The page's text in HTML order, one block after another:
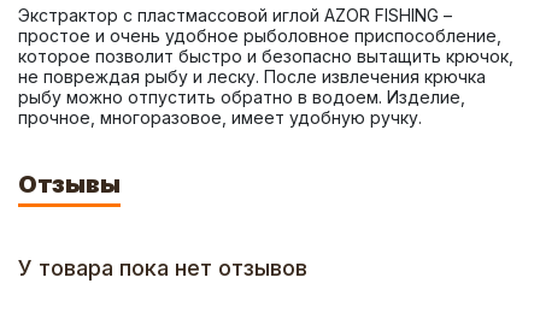
Экстрактор с пластмассовой иглой AZOR FISHING –
простое и очень удобное рыболовное приспособление,
которое позволит быстро и безопасно вытащить крючок,
не повреждая рыбу и леску. После извлечения крючка
рыбу можно отпустить обратно в водоем. Изделие,
прочное, многоразовое, имеет удобную ручку.
Отзывы
У товара пока нет отзывов